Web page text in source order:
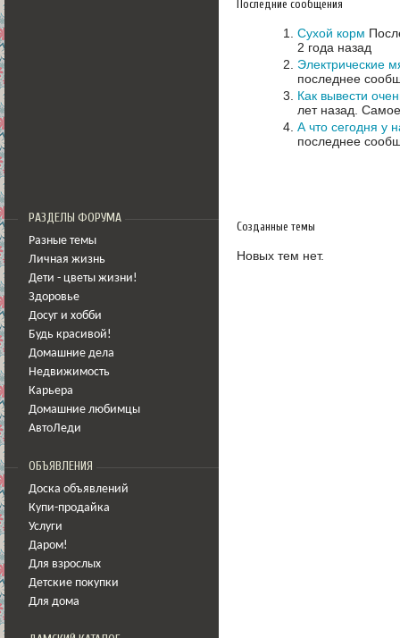
РАЗДЕЛЫ ФОРУМА
Разные темы
Личная жизнь
Дети - цветы жизни!
Здоровье
Досуг и хобби
Будь красивой!
Домашние дела
Недвижимость
Карьера
Домашние любимцы
АвтоЛеди
ОБЪЯВЛЕНИЯ
Доска объявлений
Купи-продайка
Услуги
Даром!
Для взрослых
Детские покупки
Для дома
Последние сообщения
Сухой корм
2 года назад
Электрические
последнее
Как вывести
лет назад.
А что сегодня у
последнее
Созданные темы
Новых тем нет.